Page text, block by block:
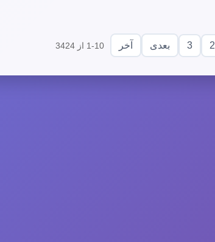
2
3 بعدی آخر 1-10 از 3424